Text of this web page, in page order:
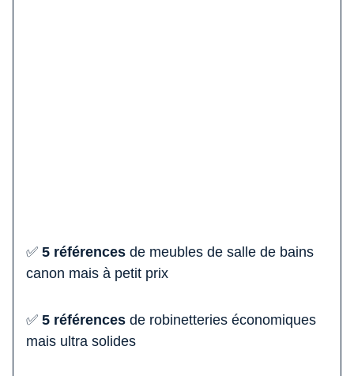
✅ 5 références de meubles de salle de bains
canon mais à petit prix
✅ 5 références de robinetteries économiques
mais ultra solides